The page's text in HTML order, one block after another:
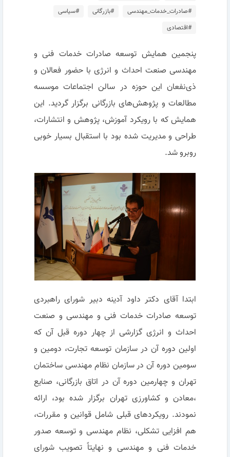
#صادرات_خدمات_مهندسی
#بازرگانی
#سیاسی
#اقتصادی
پنجمین همایش توسعه صادرات خدمات فنی و
مهندسی صنعت احداث و انرژی با حضور فعالان و
ذی‌نفعان این حوزه در سالن اجتماعات موسسه
مطالعات و پژوهش‌های بازرگانی برگزار گردید. این
همایش که با رویکرد آموزش، پژوهش و انتشارات،
طراحی و مدیریت شده بود با استقبال بسیار خوبی
روبرو شد.
ابتدا آقای دکتر داود آدینه دبیر شورای راهبردی
توسعه صادرات خدمات فنی و مهندسی و صنعت
احداث و انرژی گزارشی از چهار دوره قبل آن که
اولین دوره آن در سازمان توسعه تجارت، دومین و
سومین دوره آن در سازمان نظام مهندسی ساختمان
تهران و چهارمین دوره آن در اتاق بازرگانی، صنایع
،معادن و کشاورزی تهران برگزار شده بود، ارائه
نمودند. رویکردهای قبلی شامل قوانین و مقررات،
هم افزایی تشکلی، نظام مهندسی و توسعه صدور
خدمات فنی و مهندسی و نهایتاً تصویب شورای